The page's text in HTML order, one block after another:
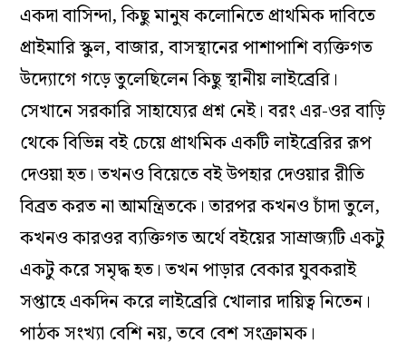
একদা বাসিন্দা, কিছু মানুষ কলোনিতে প্রাথমিক দাবিতে
প্রাইমারি স্কুল, বাজার, বাসস্থানের পাশাপাশি ব্যক্তিগত
উদ্যোগে গড়ে তুলেছিলেন কিছু স্থানীয় লাইব্রেরি।
সেখানে সরকারি সাহায্যের প্রশ্ন নেই। বরং এর-ওর বাড়ি
থেকে বিভিন্ন বই চেয়ে প্রাথমিক একটি লাইব্রেরির রূপ
দেওয়া হত। তখনও বিয়েতে বই উপহার দেওয়ার রীতি
বিব্রত করত না আমন্ত্রিতকে। তারপর কখনও চাঁদা তুলে,
কখনও কারওর ব্যক্তিগত অর্থে বইয়ের সাম্রাজ্যটি একটু
একটু করে সমৃদ্ধ হত। তখন পাড়ার বেকার যুবকরাই
সপ্তাহে একদিন করে লাইব্রেরি খোলার দায়িত্ব নিতেন।
পাঠক সংখ্যা বেশি নয়, তবে বেশ সংক্রামক।